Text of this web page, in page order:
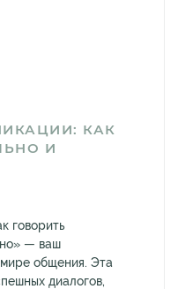
КАК
И
говорить
— ваш
общения. Эта
диалогов,